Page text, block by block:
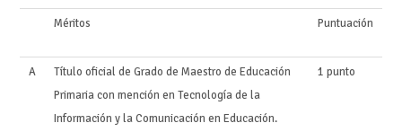
Méritos Puntuación
A
Título oficial de Grado de Maestro de Educación
Primaria con mención en Tecnología de la
Información y la Comunicación en Educación.
1 punto